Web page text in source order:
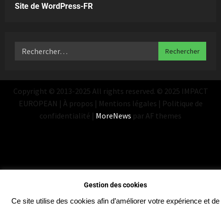
Site de WordPress-FR
Copyright © 2013-2025 All rights reserved. © 2025 IMPACT
EUROPEAN | À propos | Mentions légales | Politique de
confidentialité | MoreNews par AF themes
Gestion des cookies
Ce site utilise des cookies afin d’améliorer votre expérience et de